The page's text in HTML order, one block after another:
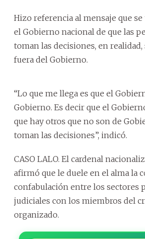
Hizo referencia al mensaje que
el Gobierno nacional de que las
toman las decisiones, en
fuera del Gobierno.
“Lo que me llega es que el
Gobierno. Es decir que el
que hay otros que no son de
toman las decisiones”, indicó.
CASO LALO. El cardenal
afirmó que le duele en el alma la
confabulación entre los sectores
judiciales con los miembros del
organizado.